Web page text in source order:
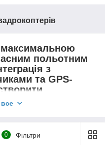
максимальною
польотним
з
та GPS-
для будь-
0 Фільтри